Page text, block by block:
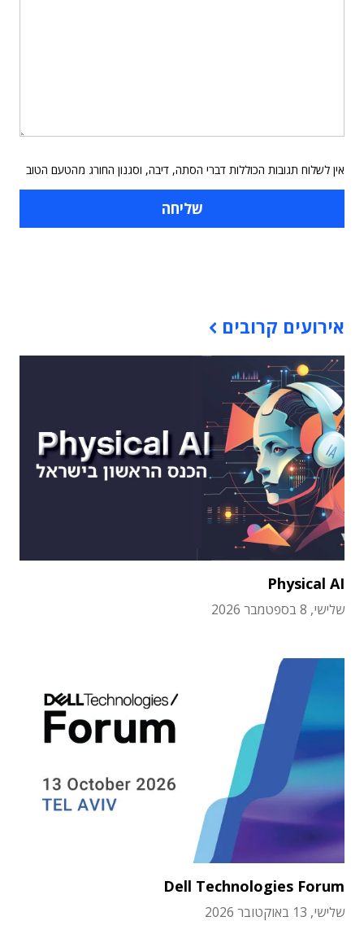
אין לשלוח תגובות הכוללות דברי הסתה, דיבה, וסגנון החורג מהטעם הטוב
אירועים קרובים
Physical AI
שלישי, 8 בספטמבר 2026
Dell Technologies Forum
שלישי, 13 באוקטובר 2026